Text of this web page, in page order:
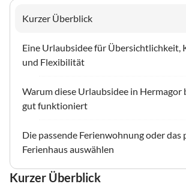
Kurzer Überblick
Eine Urlaubsidee für Übersichtlichkeit,
und Flexibilität
Warum diese Urlaubsidee in Hermagor
gut funktioniert
Die passende Ferienwohnung oder das
Ferienhaus auswählen
Kurzer Überblick